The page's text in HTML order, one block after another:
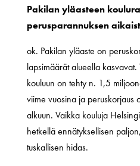
Pakilan yläasteen
perusparannuksen
ok. Pakilan yläaste on
lapsimäärät alueella
kouluun on tehty n. 1,5
viime vuosina ja peruskorjaus
alkuun. Vaikka kouluja
hetkellä ennätyksellisen
tuskallisen hidas.